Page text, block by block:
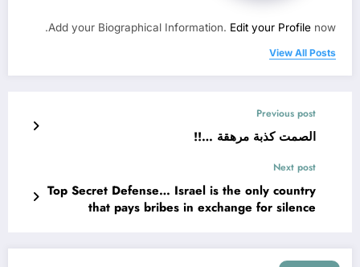
Add your Biographical Information. Edit your Profile now.
View All Posts
Previous post
الصمت كذبة مرهقة …!!
Next post
Top Secret Defense… Israel is the only country
that pays bribes in exchange for silence